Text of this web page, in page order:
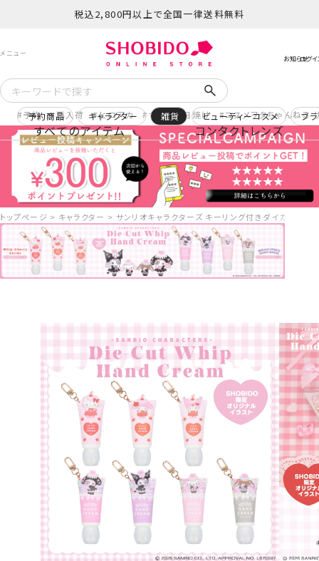
税込2,800円以上で全国一律送料無料
予約 再入荷 ヒロアカ サンリオ日焼け コスメヲタちゃんねる
すべてのアイテム コンタクトレンズ
予約商品 キャラクター 雑貨 ビューティーコスメ ブ
トップページ キャラクター サンリオキャラクターズ キーリング付きダイカット